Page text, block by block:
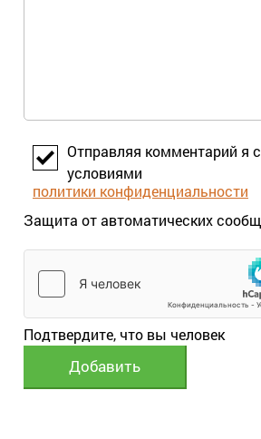
Отправляя комментарий я
условиями
политики конфиденциальности
Защита от автоматических
Подтвердите, что вы человек